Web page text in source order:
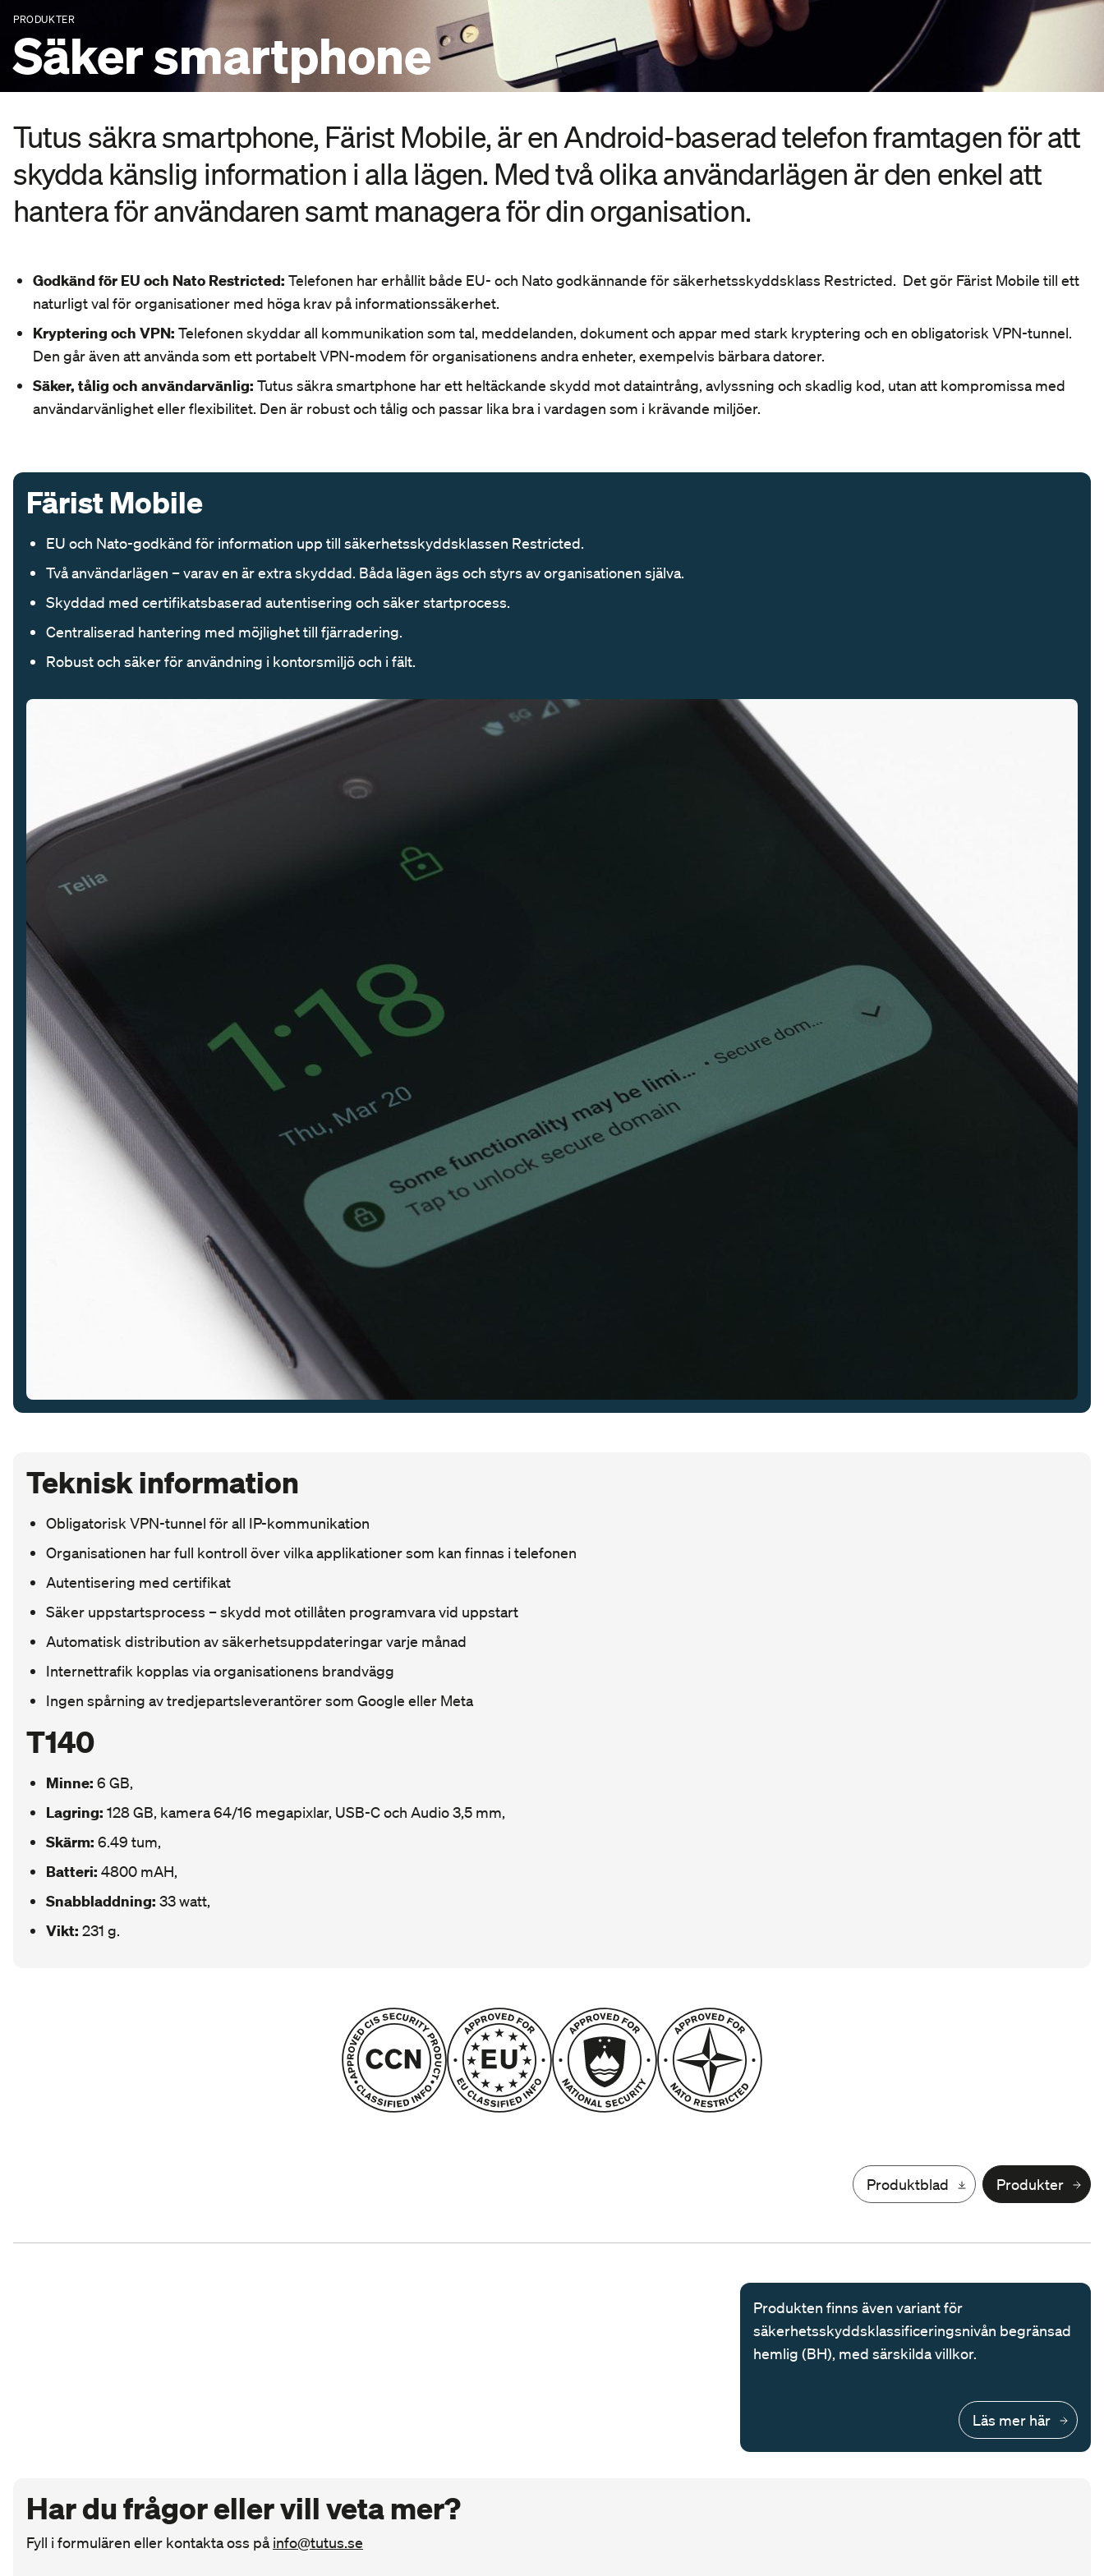
Läs mer om taktiska lösningar
Visa alla lösningar
Mobil ledningsplats och datahall
Mobil ledningsplats och datahall för alla lägen.
Signalskydd
Tutus utvecklar och levererar kommersiella
säkerhetsprodukter och signalskyddsutrustning.
Läs mer om Skiffer här
PRODUKTER
Säker smartphone
Tutus säkra smartphone, Färist Mobile, är en Android-baserad telefon framtagen för att
skydda känslig information i alla lägen. Med två olika användarlägen är den enkel att
hantera för användaren samt managera för din organisation.
Godkänd för EU och Nato Restricted: Telefonen har erhållit både EU- och Nato godkännande för säkerhetsskyddsklass Restricted. Det gör Färist Mobile till ett
naturligt val för organisationer med höga krav på informationssäkerhet.
Kryptering och VPN: Telefonen skyddar all kommunikation som tal, meddelanden, dokument och appar med stark kryptering och en obligatorisk VPN-tunnel.
Den går även att använda som ett portabelt VPN-modem för organisationens andra enheter, exempelvis bärbara datorer.
Säker, tålig och användarvänlig: Tutus säkra smartphone har ett heltäckande skydd mot dataintrång, avlyssning och skadlig kod, utan att kompromissa med
användarvänlighet eller flexibilitet. Den är robust och tålig och passar lika bra i vardagen som i krävande miljöer.
Färist Mobile
EU och Nato-godkänd för information upp till säkerhetsskyddsklassen Restricted.
Två användarlägen – varav en är extra skyddad. Båda lägen ägs och styrs av organisationen själva.
Skyddad med certifikatsbaserad autentisering och säker startprocess.
Centraliserad hantering med möjlighet till fjärradering.
Robust och säker för användning i kontorsmiljö och i fält.
Teknisk information
Obligatorisk VPN-tunnel för all IP-kommunikation
Organisationen har full kontroll över vilka applikationer som kan finnas i telefonen
Autentisering med certifikat
Säker uppstartsprocess – skydd mot otillåten programvara vid uppstart
Automatisk distribution av säkerhetsuppdateringar varje månad
Internettrafik kopplas via organisationens brandvägg
Ingen spårning av tredjepartsleverantörer som Google eller Meta
T140
Minne: 6 GB,
Lagring: 128 GB, kamera 64/16 megapixlar, USB-C och Audio 3,5 mm,
Skärm: 6.49 tum,
Batteri: 4800 mAH,
Snabbladdning: 33 watt,
Vikt: 231 g.
Produktblad Produkter
Produkten finns även variant för
säkerhetsskyddsklassificeringsnivån begränsad
hemlig (BH), med särskilda villkor.
Läs mer här
Har du frågor eller vill veta mer?
Fyll i formulären eller kontakta oss på info@tutus.se